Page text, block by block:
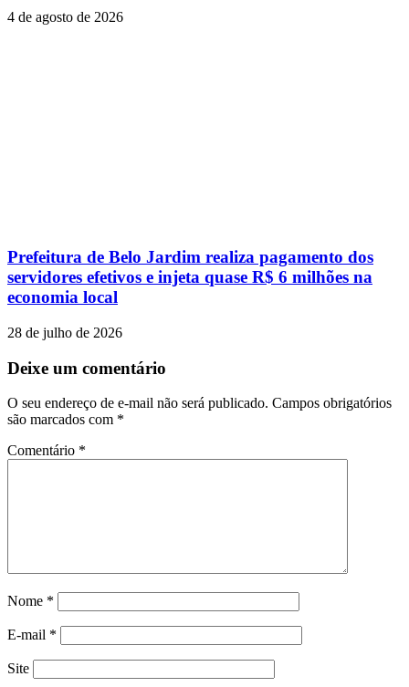
4 de agosto de 2026
Prefeitura de Belo Jardim realiza pagamento dos
servidores efetivos e injeta quase R$ 6 milhões na
economia local
28 de julho de 2026
Deixe um comentário
O seu endereço de e-mail não será publicado. Campos obrigatórios
são marcados com *
Comentário *
Nome *
E-mail *
Site